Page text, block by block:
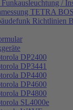
/
TETRA BOS
Richtlinien
DP2400
DP3441
DP4400
DP4600
DP4800
SL4000e